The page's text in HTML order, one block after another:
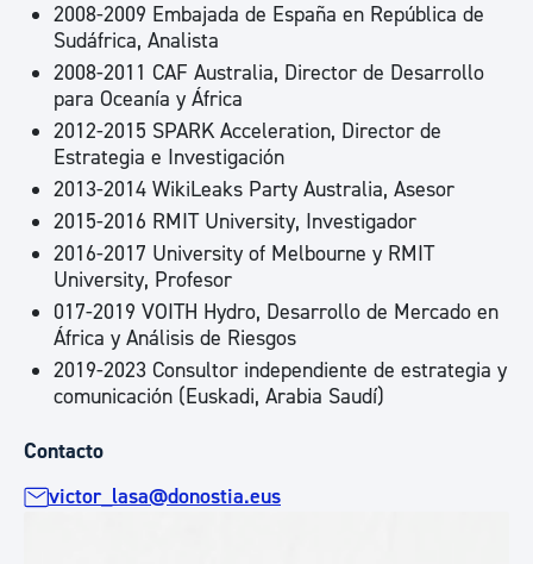
2008-2009 Embajada de España en República de
Sudáfrica, Analista
2008-2011 CAF Australia, Director de Desarrollo
para Oceanía y África
2012-2015 SPARK Acceleration, Director de
Estrategia e Investigación
2013-2014 WikiLeaks Party Australia, Asesor
2015-2016 RMIT University, Investigador
2016-2017 University of Melbourne y RMIT
University, Profesor
017-2019 VOITH Hydro, Desarrollo de Mercado en
África y Análisis de Riesgos
2019-2023 Consultor independiente de estrategia y
comunicación (Euskadi, Arabia Saudí)
Contacto
victor_lasa@donostia.eus